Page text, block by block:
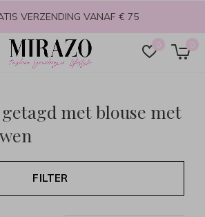
0 0
VERZENDING VANAF € 75
met blouse met
FILTER